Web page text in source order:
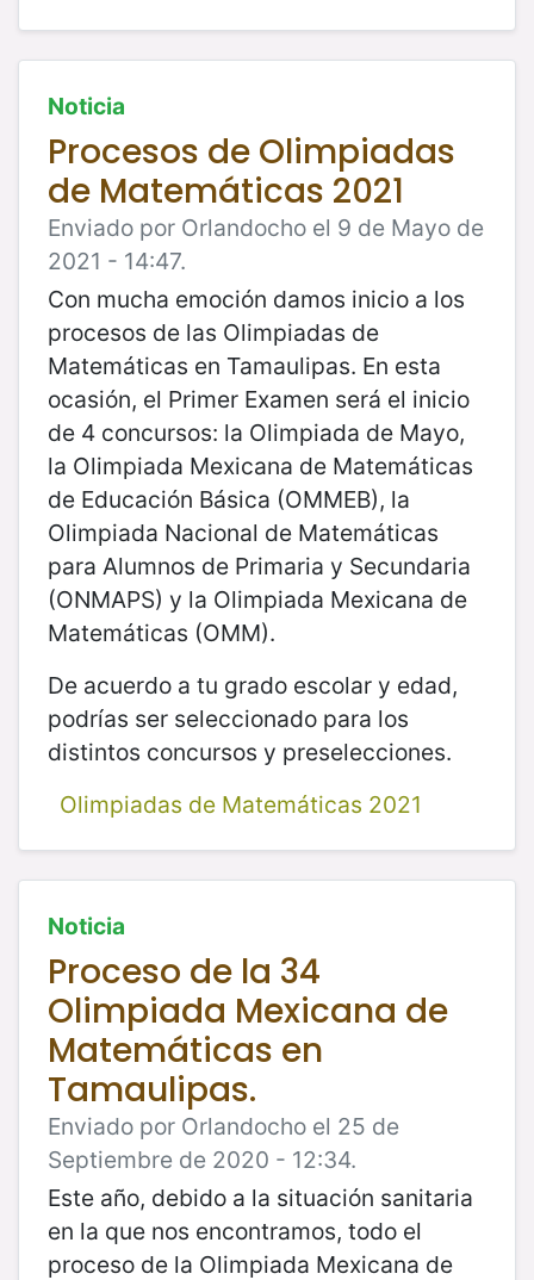
Noticia
Procesos de Olimpiadas
de Matemáticas 2021
Enviado por Orlandocho el 9 de Mayo de
2021 - 14:47.
Con mucha emoción damos inicio a los
procesos de las Olimpiadas de
Matemáticas en Tamaulipas. En esta
ocasión, el Primer Examen será el inicio
de 4 concursos: la Olimpiada de Mayo,
la Olimpiada Mexicana de Matemáticas
de Educación Básica (OMMEB), la
Olimpiada Nacional de Matemáticas
para Alumnos de Primaria y Secundaria
(ONMAPS) y la Olimpiada Mexicana de
Matemáticas (OMM).
De acuerdo a tu grado escolar y edad,
podrías ser seleccionado para los
distintos concursos y preselecciones.
Olimpiadas de Matemáticas 2021
Noticia
Proceso de la 34
Olimpiada Mexicana de
Matemáticas en
Tamaulipas.
Enviado por Orlandocho el 25 de
Septiembre de 2020 - 12:34.
Este año, debido a la situación sanitaria
en la que nos encontramos, todo el
proceso de la Olimpiada Mexicana de